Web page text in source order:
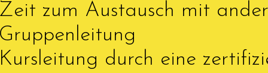
zum Austausch mit
durch eine